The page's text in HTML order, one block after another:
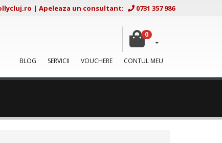
| Apeleaza un consultant: 0731 357 986
0
BLOG SERVICII VOUCHERE CONTUL MEU